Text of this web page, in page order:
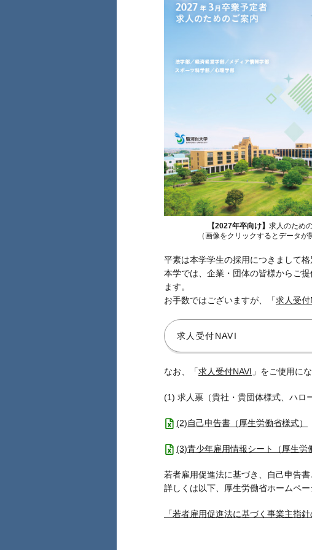
【2027年卒向け】 求人のため
（画像をクリックするとデータが
平素は本学学生の採用につきまして
本学では、企業・団体の皆様からご
ます。
お手数ではございますが、「求人受付
求人受付NAVI
なお、「求人受付NAVI 」をご使用に
(1) 求人票（貴社・貴団体様式、ハロ
(2)自己申告書（厚生労働省様式）
(3)青少年雇用情報シート（厚生労
若者雇用促進法に基づき、自己申告
詳しくは以下、厚生労働省ホームペー
「若者雇用促進法に基づく事業主指